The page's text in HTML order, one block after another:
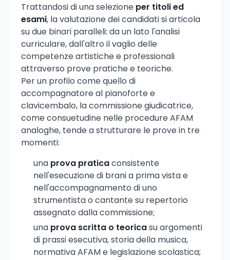
Trattandosi di una selezione per titoli ed
esami, la valutazione dei candidati si articola
su due binari paralleli: da un lato l'analisi
curriculare, dall'altro il vaglio delle
competenze artistiche e professionali
attraverso prove pratiche e teoriche.
Per un profilo come quello di
accompagnatore al pianoforte e
clavicembalo, la commissione giudicatrice,
come consuetudine nelle procedure AFAM
analoghe, tende a strutturare le prove in tre
momenti:
una prova praticaconsistente
nell'esecuzione di brani a prima vista e
nell'accompagnamento di uno
strumentista o cantante su repertorio
assegnato dalla commissione;
una prova scritta o teoricasu argomenti
di prassi esecutiva, storia della musica,
normativa AFAM e legislazione scolastica;